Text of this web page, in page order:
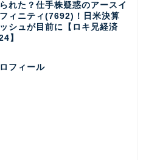
れた？仕手株疑惑のアースイ
ィニティ(7692)！日米決算
シュが目前に【ロキ兄経済
】
フィール